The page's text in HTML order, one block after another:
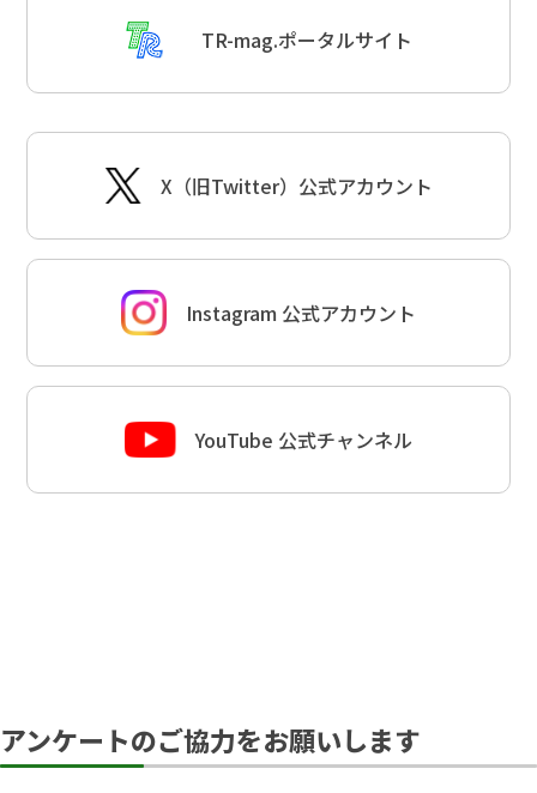
TR-mag.ポータルサイト
X（旧Twitter）公式アカウント
Instagram 公式アカウント
YouTube 公式チャンネル
アンケートのご協力をお願いします